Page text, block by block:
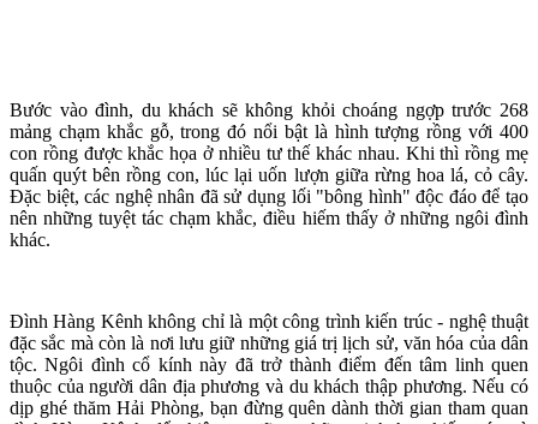
Bước vào đình, du khách sẽ không khỏi choáng ngợp trước 268
mảng chạm khắc gỗ, trong đó nổi bật là hình tượng rồng với 400
con rồng được khắc họa ở nhiều tư thế khác nhau. Khi thì rồng mẹ
quấn quýt bên rồng con, lúc lại uốn lượn giữa rừng hoa lá, cỏ cây.
Đặc biệt, các nghệ nhân đã sử dụng lối "bông hình" độc đáo để tạo
nên những tuyệt tác chạm khắc, điều hiếm thấy ở những ngôi đình
khác.
Đình Hàng Kênh không chỉ là một công trình kiến trúc - nghệ thuật
đặc sắc mà còn là nơi lưu giữ những giá trị lịch sử, văn hóa của dân
tộc. Ngôi đình cổ kính này đã trở thành điểm đến tâm linh quen
thuộc của người dân địa phương và du khách thập phương. Nếu có
dịp ghé thăm Hải Phòng, bạn đừng quên dành thời gian tham quan